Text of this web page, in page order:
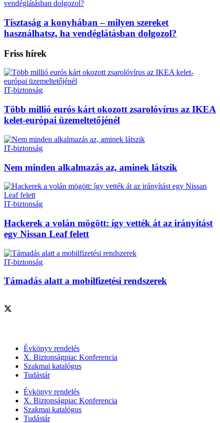
Tisztaság a konyhában – milyen szereket
használhatsz, ha vendéglátásban dolgozol?
Friss hírek
IT-biztonság
Több millió eurós kárt okozott zsarolóvírus az IKEA
kelet-európai üzemeltetőjénél
IT-biztonság
Nem minden alkalmazás az, aminek látszik
IT-biztonság
Hackerek a volán mögött: így vették át az irányítást
egy Nissan Leaf felett
IT-biztonság
Támadás alatt a mobilfizetési rendszerek
Évkönyv rendelés
X. Biztonságpiac Konferencia
Szakmai katalógus
Tudástár
Évkönyv rendelés
X. Biztonságpiac Konferencia
Szakmai katalógus
Tudástár